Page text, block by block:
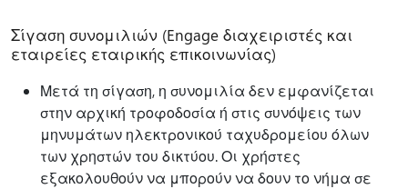
Σίγαση συνομιλιών (Engage διαχειριστές και
εταιρείες εταιρικής επικοινωνίας)
Μετά τη σίγαση, η συνομιλία δεν εμφανίζεται
στην αρχική τροφοδοσία ή στις συνόψεις των
μηνυμάτων ηλεκτρονικού ταχυδρομείου όλων
των χρηστών του δικτύου. Οι χρήστες
εξακολουθούν να μπορούν να δουν το νήμα σε